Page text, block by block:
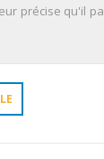
précise qu'il